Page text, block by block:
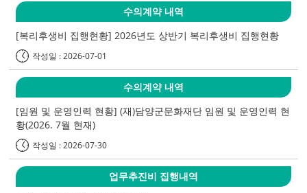
수의계약 내역
[복리후생비 집행현황] 2026년도 상반기 복리후생비 집행현황
작성일 : 2026-07-01
수의계약 내역
[임원 및 운영인력 현황] (재)담양군문화재단 임원 및 운영인력 현
황(2026. 7월 현재)
작성일 : 2026-07-30
업무추진비 집행내역